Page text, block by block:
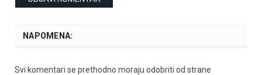
NAPOMENA:
Svi komentari se prethodno moraju odobriti od strane